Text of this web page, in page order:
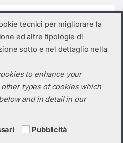
tecnici per migliorare la
ed altre tipologie di
sotto e nel dettaglio nella
to enhance your
types of cookies which
and in detail in our
Pubblicità